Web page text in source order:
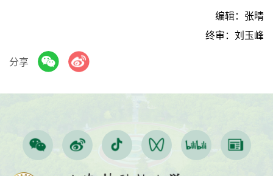
编辑：张晴
终审：刘玉峰
分享